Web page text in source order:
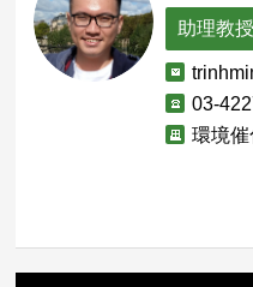
助理教授
電
子
件
聯
絡
03-
單
環境